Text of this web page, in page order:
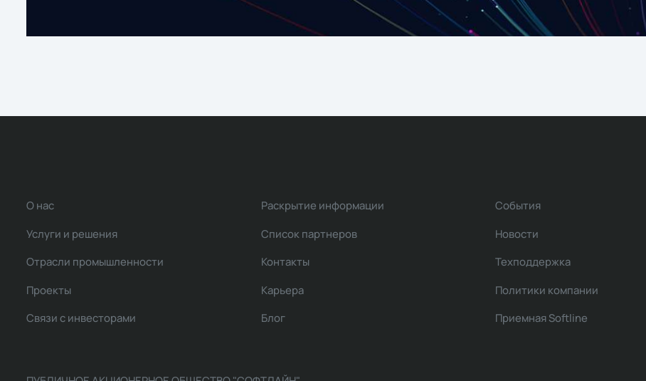
О нас
Услуги и решения
Отрасли промышленности
Проекты
Связи с инвесторами
Раскрытие информации
Список партнеров
Контакты
Карьера
Блог
События
Новости
Техподдержка
Политики компании
Приемная Softline